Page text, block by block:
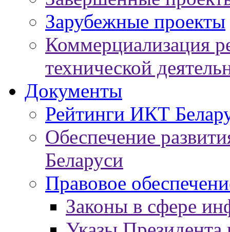
Зарубежные проекты
Коммерциализация
технической
Документы
Рейтинги ИКТ
Обеспечение
Беларуси
Правовое
Законы в сфере